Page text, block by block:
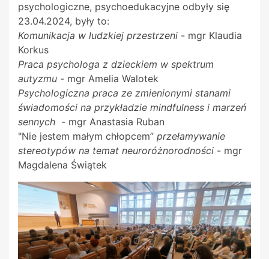
psychologiczne, psychoedukacyjne odbyły się
23.04.2024, były to:
Komunikacja w ludzkiej przestrzeni - mgr Klaudia
Korkus
Praca psychologa z dzieckiem w spektrum
autyzmu - mgr Amelia Walotek
Psychologiczna praca ze zmienionymi stanami
świadomości na przykładzie mindfulness i marzeń
sennych - mgr Anastasia Ruban
"Nie jestem małym chłopcem” przełamywanie
stereotypów na temat neuroróżnorodności - mgr
Magdalena Świątek